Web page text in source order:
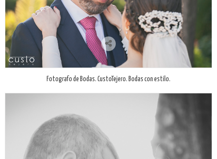
Fotografo de Bodas. CustoTejero. Bodas con estilo.